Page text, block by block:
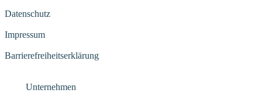
Datenschutz
Impressum
Barrierefreiheitserklärung
Unternehmen